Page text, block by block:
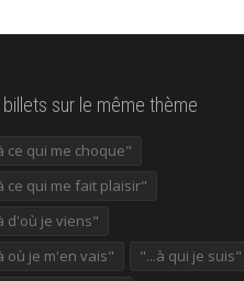
billets sur le même thème
ce qui me choque"
ce qui me fait plaisir"
d'où je viens"
où je m'en vais"
"...à qui je suis"